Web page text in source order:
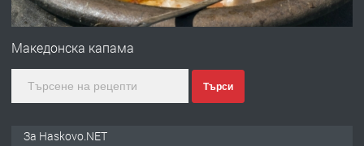
ПРЕДЛАГА
№4120 Магазин/Офис под наем в кв.
градската градина!
Македонска капама
Търси
За Haskovo.NET